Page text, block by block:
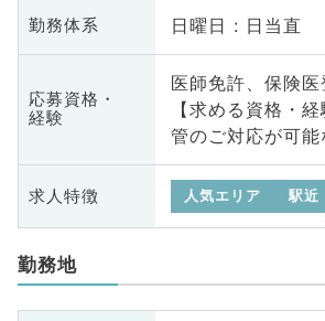
勤務体系 日曜日 : 日当直
応募資格・
経験
医師免許、保険医
【求める資格・
管のご対応が可能
求人特徴 人気エリア 駅近
勤務地